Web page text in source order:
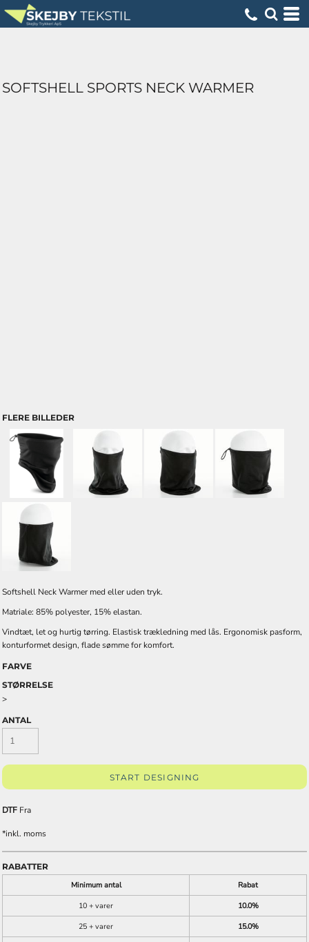
SOFTSHELL SPORTS NECK WARMER
FLERE BILLEDER
Softshell Neck Warmer med eller uden tryk.
Matriale: 85% polyester, 15% elastan.
Vindtæt, let og hurtig tørring. Elastisk trækledning med lås. Ergonomisk pasform,
konturformet design, flade sømme for komfort.
FARVE
STØRRELSE
>
ANTAL
START DESIGNING
DTF Fra
*inkl. moms
RABATTER
Minimum antal
Rabat
10 + varer
10.0%
25 + varer
15.0%